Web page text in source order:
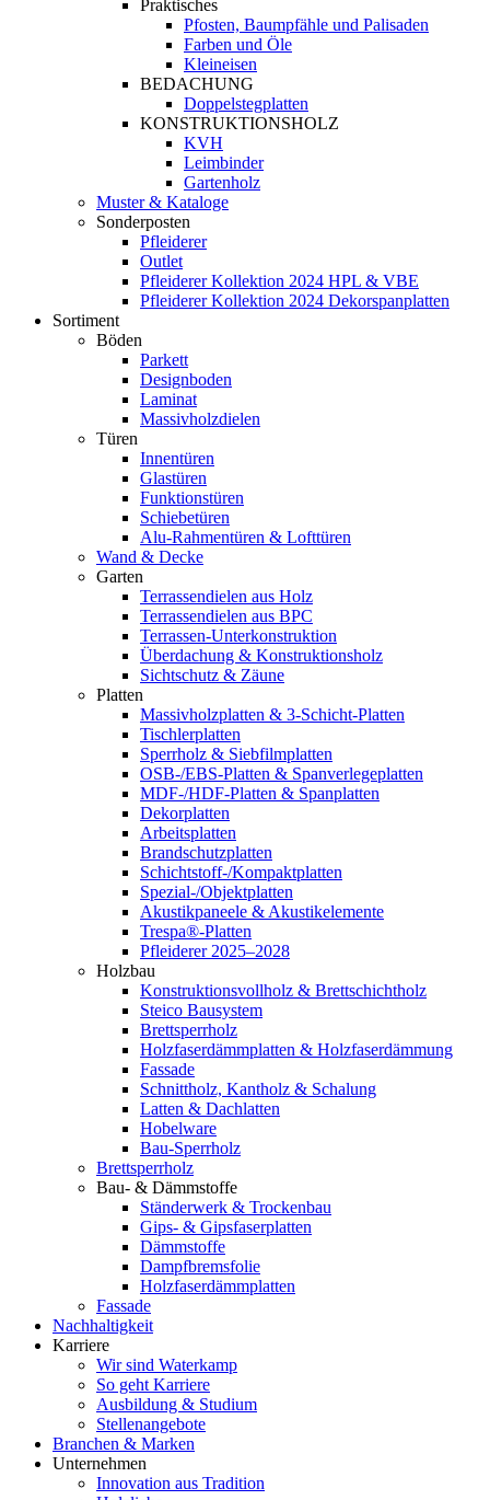
Praktisches
Pfosten, Baumpfähle und Palisaden
Farben und Öle
Kleineisen
BEDACHUNG
Doppelstegplatten
KONSTRUKTIONSHOLZ
KVH
Leimbinder
Gartenholz
Muster & Kataloge
Sonderposten
Pfleiderer
Outlet
Pfleiderer Kollektion 2024 HPL & VBE
Pfleiderer Kollektion 2024 Dekorspanplatten
Sortiment
Böden
Parkett
Designboden
Laminat
Massivholzdielen
Türen
Innentüren
Glastüren
Funktionstüren
Schiebetüren
Alu-Rahmentüren & Lofttüren
Wand & Decke
Garten
Terrassendielen aus Holz
Terrassendielen aus BPC
Terrassen-Unterkonstruktion
Überdachung & Konstruktionsholz
Sichtschutz & Zäune
Platten
Massivholzplatten & 3-Schicht-Platten
Tischlerplatten
Sperrholz & Siebfilmplatten
OSB-/EBS-Platten & Spanverlegeplatten
MDF-/HDF-Platten & Spanplatten
Dekorplatten
Arbeitsplatten
Brandschutzplatten
Schichtstoff-/Kompaktplatten
Spezial-/Objektplatten
Akustikpaneele & Akustikelemente
Trespa®-Platten
Pfleiderer 2025–2028
Holzbau
Konstruktionsvollholz & Brettschichtholz
Steico Bausystem
Brettsperrholz
Holzfaserdämmplatten & Holzfaserdämmung
Fassade
Schnittholz, Kantholz & Schalung
Latten & Dachlatten
Hobelware
Bau-Sperrholz
Brettsperrholz
Bau- & Dämmstoffe
Ständerwerk & Trockenbau
Gips- & Gipsfaserplatten
Dämmstoffe
Dampfbremsfolie
Holzfaserdämmplatten
Fassade
Nachhaltigkeit
Karriere
Wir sind Waterkamp
So geht Karriere
Ausbildung & Studium
Stellenangebote
Branchen & Marken
Unternehmen
Innovation aus Tradition